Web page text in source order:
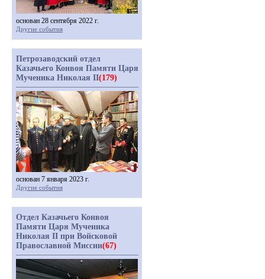
основан 28 сентября 2022 г.
Другие события
Петрозаводский отдел
Казачьего Конвоя Памяти Царя
Мученика Николая II(179)
основан 7 января 2023 г.
Другие события
Отдел Казачьего Конвоя
Памяти Царя Мученика
Николая II при Войсковой
Православной Миссии(67)